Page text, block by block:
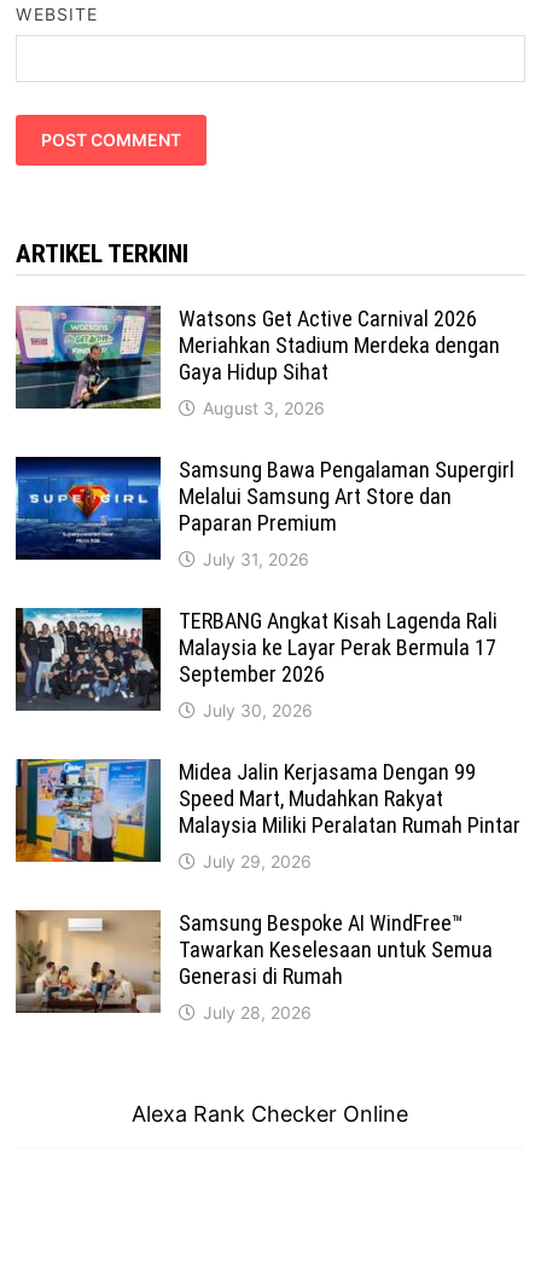
WEBSITE
ARTIKEL TERKINI
Watsons Get Active Carnival 2026
Meriahkan Stadium Merdeka dengan
Gaya Hidup Sihat
August 3, 2026
Samsung Bawa Pengalaman Supergirl
Melalui Samsung Art Store dan
Paparan Premium
July 31, 2026
TERBANG Angkat Kisah Lagenda Rali
Malaysia ke Layar Perak Bermula 17
September 2026
July 30, 2026
Midea Jalin Kerjasama Dengan 99
Speed Mart, Mudahkan Rakyat
Malaysia Miliki Peralatan Rumah Pintar
July 29, 2026
Samsung Bespoke AI WindFree™
Tawarkan Keselesaan untuk Semua
Generasi di Rumah
July 28, 2026
Alexa Rank Checker Online